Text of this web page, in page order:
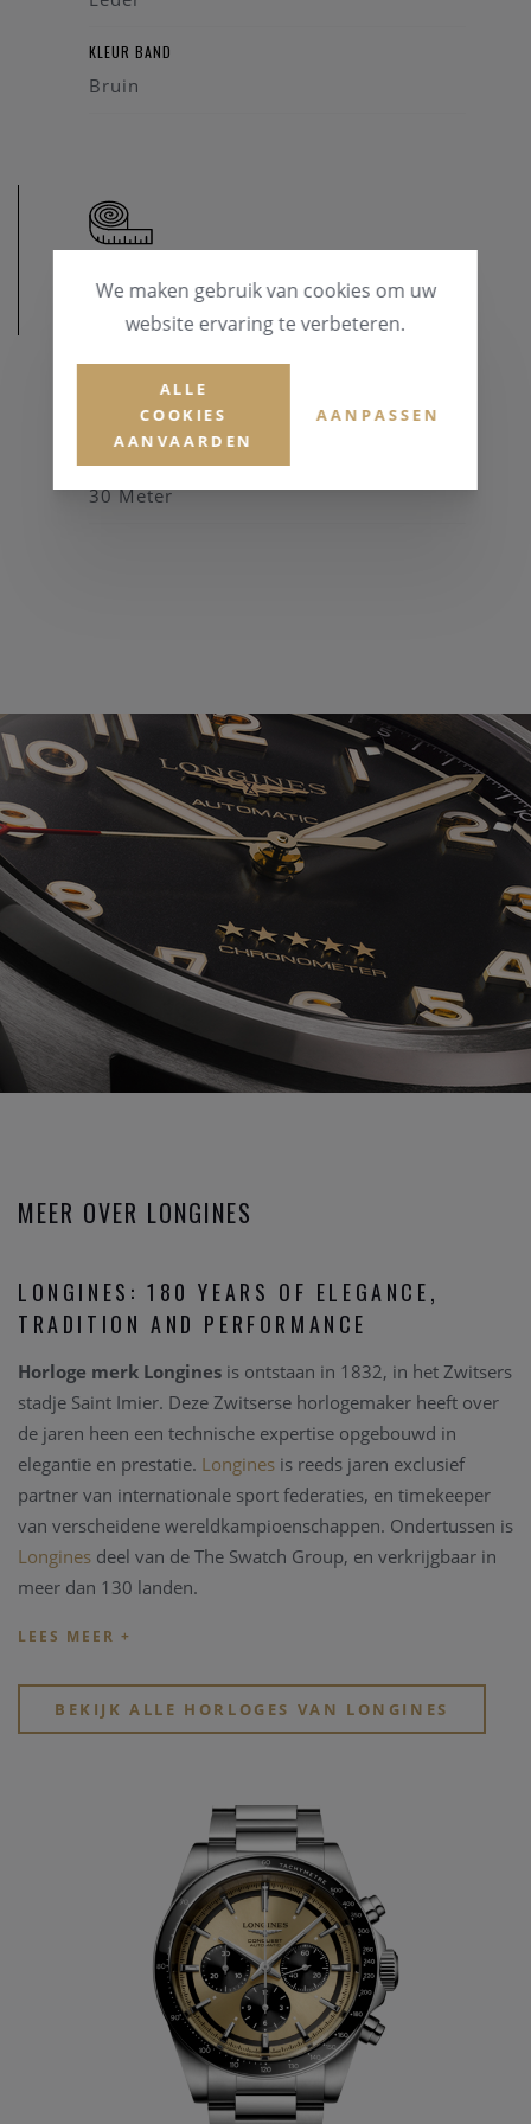
KLEUR BAND
Bruin
AFMETINGEN
42 mm
WATERDICHTHEID
30 Meter
MEER OVER LONGINES
LONGINES: 180 YEARS OF ELEGANCE,
TRADITION AND PERFORMANCE
Horloge merk Longines is ontstaan in 1832, in het Zwitsers
stadje Saint Imier. Deze Zwitserse horlogemaker heeft over
de jaren heen een technische expertise opgebouwd in
elegantie en prestatie. Longines is reeds jaren exclusief
partner van internationale sport federaties, en timekeeper
van verscheidene wereldkampioenschappen. Ondertussen is
Longines deel van de The Swatch Group, en verkrijgbaar in
meer dan 130 landen.
Het is allemaal begonnen in 1932 onder de leiding van
America waar hij zijn producten kon verkopen.
en moderniseert de methodes voor de creatie van horloges,
en dit in samenwerking met Jacques David. Zo brengt hij alle
facetten van het horloge maken onder één dak wat de
efficiëntie ten goede komt. Hij heeft in 1967 deze horloge
fabriek gebouwd, en de naamLongineswordt geboren. Tot
Longinesde naam binnen dehorloge merken
die het langste in gebruik is in de Zwitserse horloge
industrie. De industrialisatie zet zijn opmars voort zodat in
begin jaren van de 20 ste eeuw reeds 1100 mensen
tewerkgesteld zijn in deze fabrieken.
BEKIJK ALLE HORLOGES VAN LONGINES
We maken gebruik van cookies om uw
website ervaring te verbeteren.
ALLE
COOKIES
AANVAARDEN
AANPASSEN